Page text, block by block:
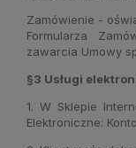
Zamówienie -
Formularza
zawarcia Umowy
§3 Usługi
1. W Sklepie
Elektroniczne: